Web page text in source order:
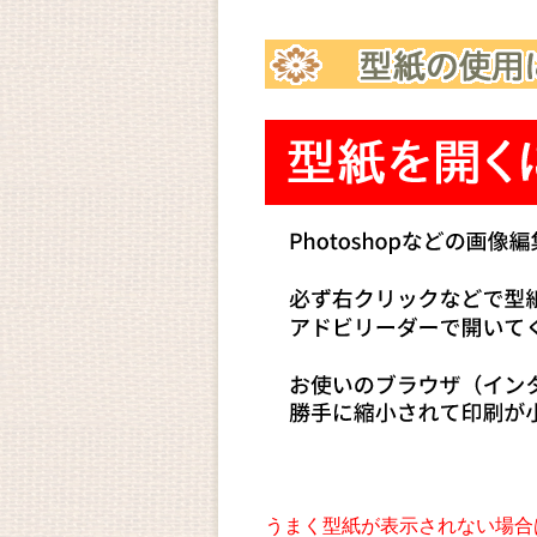
うまく型紙が表示されない場